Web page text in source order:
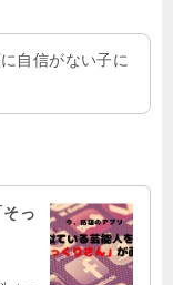
自信がない子に
っ